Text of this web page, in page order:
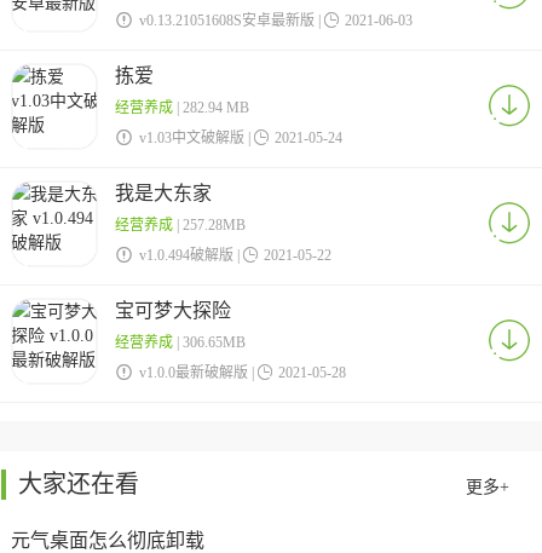
 v0.13.21051608S安卓最新版 |  2021-06-03
拣爱
经营养成| 282.94 MB
 v1.03中文破解版 |  2021-05-24
我是大东家
经营养成| 257.28MB
 v1.0.494破解版 |  2021-05-22
宝可梦大探险
经营养成| 306.65MB
 v1.0.0最新破解版 |  2021-05-28
大家还在看 更多+
元气桌面怎么彻底卸载